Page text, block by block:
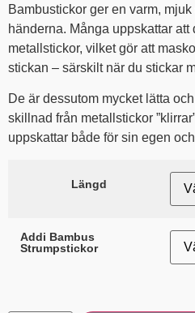
Bambustickor ger en varm,
händerna. Många uppskattar
metallstickor, vilket gör att
stickan – särskilt när du stickar
De är dessutom mycket lätta
skillnad från metallstickor
uppskattar både för sin egen
Längd
Addi Bambus
Strumpstickor